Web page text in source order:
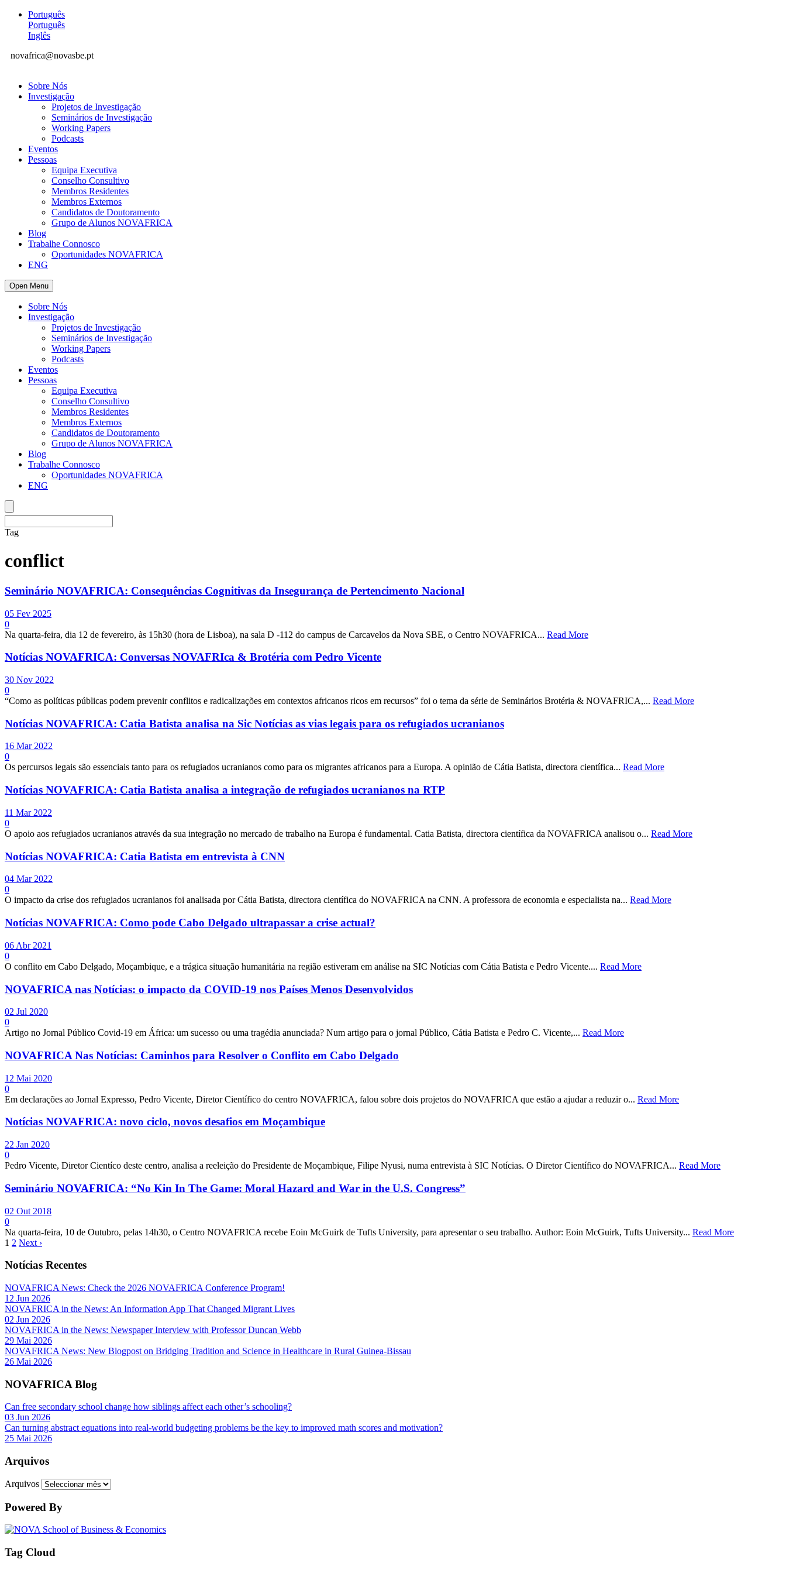
Português
Português
Inglês
novafrica@novasbe.pt
Sobre Nós
Investigação
Projetos de Investigação
Seminários de Investigação
Working Papers
Podcasts
Eventos
Pessoas
Equipa Executiva
Conselho Consultivo
Membros Residentes
Membros Externos
Candidatos de Doutoramento
Grupo de Alunos NOVAFRICA
Blog
Trabalhe Connosco
Oportunidades NOVAFRICA
ENG
Open Menu
Sobre Nós
Investigação
Projetos de Investigação
Seminários de Investigação
Working Papers
Podcasts
Eventos
Pessoas
Equipa Executiva
Conselho Consultivo
Membros Residentes
Membros Externos
Candidatos de Doutoramento
Grupo de Alunos NOVAFRICA
Blog
Trabalhe Connosco
Oportunidades NOVAFRICA
ENG
Tag
conflict
Seminário NOVAFRICA: Consequências Cognitivas da Insegurança de Pertencimento Nacional
05 Fev 2025
0
Na quarta-feira, dia 12 de fevereiro, às 15h30 (hora de Lisboa), na sala D -112 do campus de Carcavelos da Nova SBE, o Centro NOVAFRICA... Read More
Notícias NOVAFRICA: Conversas NOVAFRIca & Brotéria com Pedro Vicente
30 Nov 2022
0
“Como as políticas públicas podem prevenir conflitos e radicalizações em contextos africanos ricos em recursos” foi o tema da série de Seminários Brotéria & NOVAFRICA,... Read More
Notícias NOVAFRICA: Catia Batista analisa na Sic Notícias as vias legais para os refugiados ucranianos
16 Mar 2022
0
Os percursos legais são essenciais tanto para os refugiados ucranianos como para os migrantes africanos para a Europa. A opinião de Cátia Batista, directora científica... Read More
Notícias NOVAFRICA: Catia Batista analisa a integração de refugiados ucranianos na RTP
11 Mar 2022
0
O apoio aos refugiados ucranianos através da sua integração no mercado de trabalho na Europa é fundamental. Catia Batista, directora científica da NOVAFRICA analisou o... Read More
Notícias NOVAFRICA: Catia Batista em entrevista à CNN
04 Mar 2022
0
O impacto da crise dos refugiados ucranianos foi analisada por Cátia Batista, directora científica do NOVAFRICA na CNN. A professora de economia e especialista na... Read More
Notícias NOVAFRICA: Como pode Cabo Delgado ultrapassar a crise actual?
06 Abr 2021
0
O conflito em Cabo Delgado, Moçambique, e a trágica situação humanitária na região estiveram em análise na SIC Notícias com Cátia Batista e Pedro Vicente.... Read More
NOVAFRICA nas Notícias: o impacto da COVID-19 nos Países Menos Desenvolvidos
02 Jul 2020
0
Artigo no Jornal Público Covid-19 em África: um sucesso ou uma tragédia anunciada? Num artigo para o jornal Público, Cátia Batista e Pedro C. Vicente,... Read More
NOVAFRICA Nas Notícias: Caminhos para Resolver o Conflito em Cabo Delgado
12 Mai 2020
0
Em declarações ao Jornal Expresso, Pedro Vicente, Diretor Científico do centro NOVAFRICA, falou sobre dois projetos do NOVAFRICA que estão a ajudar a reduzir o... Read More
Notícias NOVAFRICA: novo ciclo, novos desafios em Moçambique
22 Jan 2020
0
Pedro Vicente, Diretor Cientíco deste centro, analisa a reeleição do Presidente de Moçambique, Filipe Nyusi, numa entrevista à SIC Notícias. O Diretor Científico do NOVAFRICA... Read More
Seminário NOVAFRICA: “No Kin In The Game: Moral Hazard and War in the U.S. Congress”
02 Out 2018
0
Na quarta-feira, 10 de Outubro, pelas 14h30, o Centro NOVAFRICA recebe Eoin McGuirk de Tufts University, para apresentar o seu trabalho. Author: Eoin McGuirk, Tufts University... Read More
1 2 Next ›
Notícias Recentes
NOVAFRICA News: Check the 2026 NOVAFRICA Conference Program!
12 Jun 2026
NOVAFRICA in the News: An Information App That Changed Migrant Lives
02 Jun 2026
NOVAFRICA in the News: Newspaper Interview with Professor Duncan Webb
29 Mai 2026
NOVAFRICA News: New Blogpost on Bridging Tradition and Science in Healthcare in Rural Guinea-Bissau
26 Mai 2026
NOVAFRICA Blog
Can free secondary school change how siblings affect each other’s schooling?
03 Jun 2026
Can turning abstract equations into real-world budgeting problems be the key to improved math scores and motivation?
25 Mai 2026
Arquivos
Arquivos
Powered By
Tag Cloud